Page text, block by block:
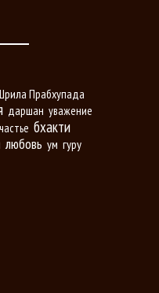
Прабхупада
даршан уважение
бхакти
любовь ум гуру